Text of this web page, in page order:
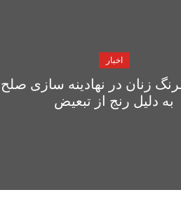
اخبار
زنان در نهادینه سازی صلح
به دلیل رنج از تبعیض